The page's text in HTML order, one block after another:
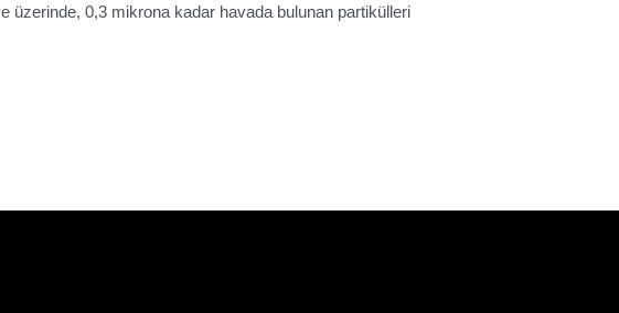
üzerinde, 0,3 mikrona kadar havada bulunan partikülleri